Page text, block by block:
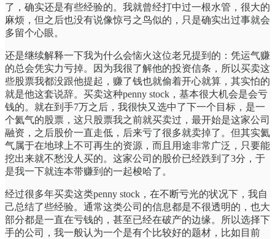
了，确实还是有些经验的。我就曾经打中过一根水管，很大的
麻烦，但之后也没有说像惊弓之鸟似的，只是确实出过事就会
多留个心眼。
还是继续解释一下我为什么会恼火这位老兄提到的：凭运气赚
的总会凭实力亏掉。因为我很了解他的投资信条，所以买卖这
些股票我都没跟他提起，赚了钱也就偷着开心就算，其实怕的
就是他这套说辞。买卖这种penny stock，基本很大机会是会亏
钱的。就在到手7万之后，我很快又选中了下一个目标，是一
个氦气的股票，这只股票我之前就买卖过，最开始是这家公司
融资，之后股价一直走低，后来亏了很多就卖掉了。但其实氦
气属于在地球上不可再生的资源，而且用途非常广泛，只要能
挖出来就不愁没人买的。这家公司的股价已经跌到了3分，于
是我一下就连本带赚到的一起梭哈了。
经过很多年买卖这类penny stock，在不断亏光的状况下，我自
己总结了些经验。通常这类公司的信息都是不很透明的，也大
部分都是一直在亏钱的，甚至已经在破产的边缘。所以选择下
手的公司，我一般认为一个是有个比较好的题材，比如目前